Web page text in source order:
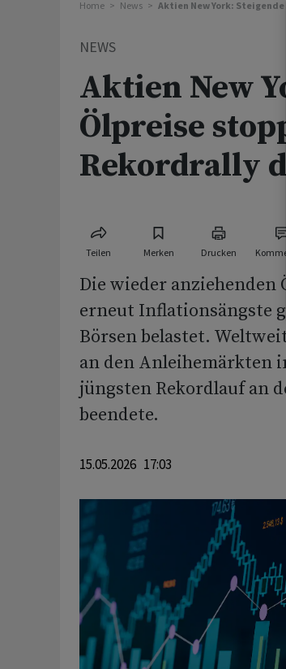
Home News Aktien New York:
NEWS
Aktien New
Ölpreise
Rekordrally
Teilen Merken Drucken
Die wieder anziehenden
erneut Inflationsängste
Börsen belastet.
an den Anleihemärkten
jüngsten Rekordlauf an
beendete.
15.05.2026 17:03